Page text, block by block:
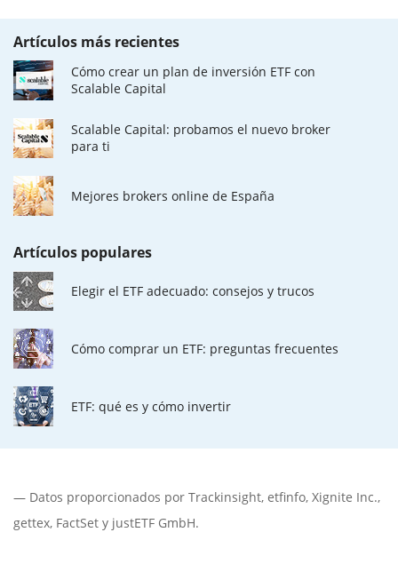
Artículos más recientes
Cómo crear un plan de inversión ETF con
Scalable Capital
Scalable Capital: probamos el nuevo broker
para ti
Mejores brokers online de España
Artículos populares
Elegir el ETF adecuado: consejos y trucos
Cómo comprar un ETF: preguntas frecuentes
ETF: qué es y cómo invertir
— Datos proporcionados por Trackinsight, etfinfo, Xignite Inc.,
gettex, FactSet y justETF GmbH.